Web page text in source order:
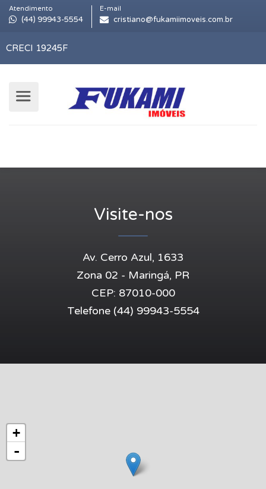
Atendimento
(44) 99943-5554
E-mail
cristiano@fukamiimoveis.com.br
CRECI 19245F
+
-
Visite-nos
Av. Cerro Azul, 1633
Zona 02 - Maringá, PR
CEP: 87010-000
Telefone (44) 99943-5554